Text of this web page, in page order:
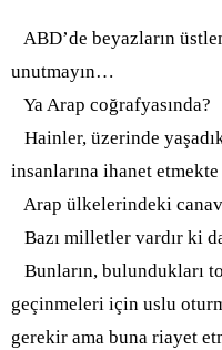
ABD’de beyazların
unutmayın…
Ya Arap coğrafyasında?
Hainler, üzerinde
insanlarına ihanet
Arap ülkelerindeki
Bazı milletler vardır ki
Bunların, bulundukları
geçinmeleri için uslu
gerekir ama buna riayet